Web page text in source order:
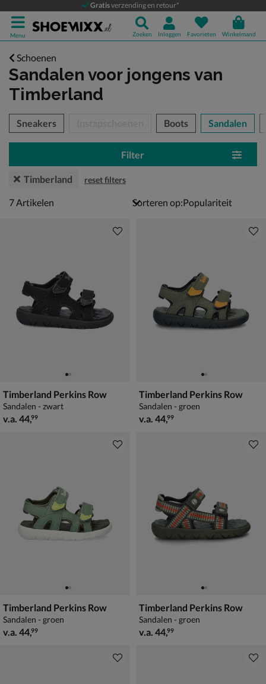
Gratisverzending en retour*
Menu Zoeken Inloggen Favorieten Winkelmand
Schoenen
Sandalen voor jongens van
Timberland
over
Sneakers Boots Sandalen
Filter
Timberland reset filters
7 artikelen
7Artikelen Sorteren op:
Timberland Perkins Row
Sandalen - zwart
vanaf € 44,99
v.a. 44,99
Timberland Perkins Row
Sandalen - groen
vanaf € 44,99
v.a. 44,99
Timberland Perkins Row
Sandalen - groen
vanaf € 44,99
v.a. 44,99
Timberland Perkins Row
Sandalen - groen
vanaf € 44,99
v.a. 44,99